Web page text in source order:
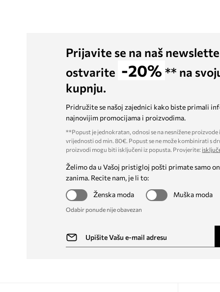
Prijavite se na naš
ostvarite -20% ** na
kupnju.
Pridružite se našoj zajednici kako biste primali
najnovijim promocijama i proizvodima.
**Popust je jednokratan, odnosi se na nesnižene proizvode
vrijednosti od min. 80€. Popust se ne može kombinirati s
proizvodi mogu biti isključeni iz popusta. Provjerite:
Želimo da u Vašoj pristigloj pošti primate samo
zanima. Recite nam, je li to:
Ženska moda
Muška moda
Odabir ponude nije obavezan